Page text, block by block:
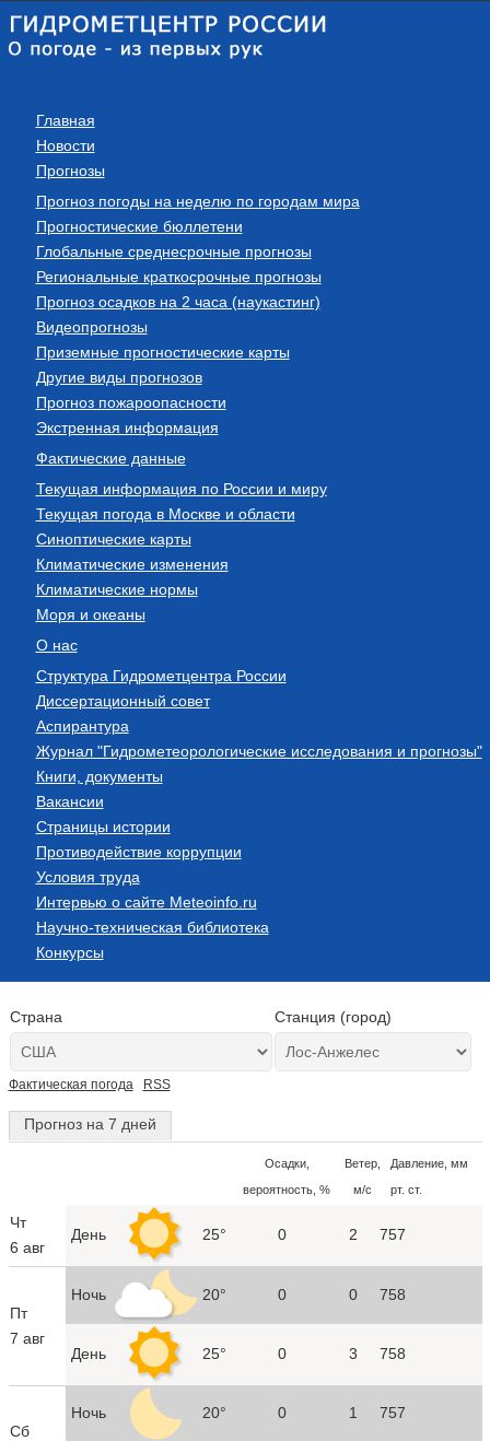
Главная
Новости
Прогнозы
Прогноз погоды на неделю по городам мира
Прогностические бюллетени
Глобальные среднесрочные прогнозы
Региональные краткосрочные прогнозы
Прогноз осадков на 2 часа (наукастинг)
Видеопрогнозы
Приземные прогностические карты
Другие виды прогнозов
Прогноз пожароопасности
Экстренная информация
Фактические данные
Текущая информация по России и миру
Текущая погода в Москве и области
Синоптические карты
Климатические изменения
Климатические нормы
Моря и океаны
О нас
Структура Гидрометцентра России
Диссертационный совет
Аспирантура
Журнал "Гидрометеорологические исследования и прогнозы"
Книги, документы
Вакансии
Страницы истории
Противодействие коррупции
Условия труда
Интервью о сайте Meteoinfo.ru
Научно-техническая библиотека
Конкурсы
Страна Станция (город)
Фактическая погода RSS
Прогноз на 7 дней
Осадки,
вероятность, %
Ветер,
м/с
Давление, мм
рт. ст.
Чт
6 авг
День 25° 0 2 757
Пт
7 авг
Ночь 20° 0 0 758
День 25° 0 3 758
Сб
Ночь 20° 0 1 757